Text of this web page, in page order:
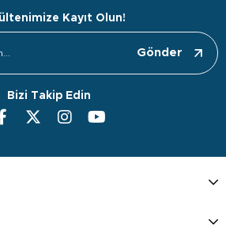
Kayıt Olun!
Gönder
Bizi Takip Edin